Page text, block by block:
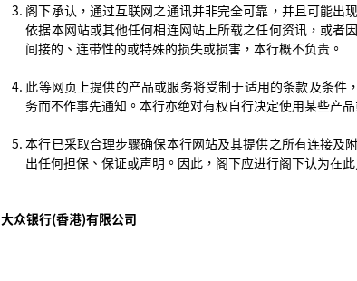
阁下承认，通过互联网之通讯并非完全可靠，并且可能出
依据本网站或其他任何相连网站上所载之任何资讯，或者
间接的、连带性的或特殊的损失或损害，本行概不负责。
此等网页上提供的产品或服务将受制于适用的条款及条件
务而不作事先通知。本行亦绝对有权自行决定使用某些产
本行已采取合理步骤确保本行网站及其提供之所有连接及
出任何担保、保证或声明。因此，阁下应进行阁下认为在
大众银行(香港)有限公司